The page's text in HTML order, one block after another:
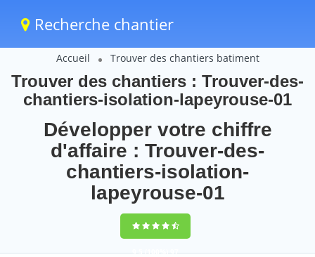
Recherche chantier
Accueil Trouver des chantiers batiment
Trouver des chantiers : Trouver-des-
chantiers-isolation-lapeyrouse-01
Développer votre chiffre
d'affaire : Trouver-des-
chantiers-isolation-
lapeyrouse-01
9,5(100%)97